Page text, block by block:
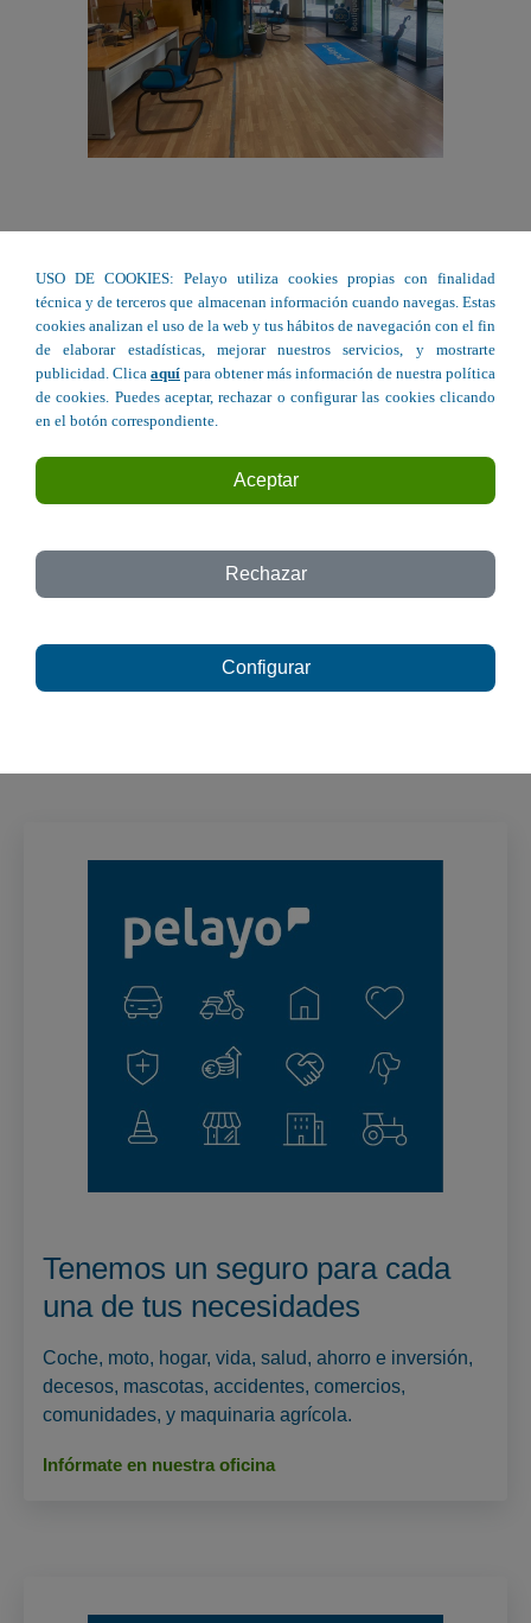
Te esperamos.
Porque todo empieza con un buen
Tenemos un seguro para cada
una de tus necesidades
Coche, moto, hogar, vida, salud, ahorro e inversión,
decesos, mascotas, accidentes, comercios,
comunidades, y maquinaria agrícola.
Infórmate en nuestra oficina
USO DE COOKIES: Pelayo utiliza cookies propias con finalidad
técnica y de terceros que almacenan información cuando navegas. Estas
cookies analizan el uso de la web y tus hábitos de navegación con el fin
de elaborar estadísticas, mejorar nuestros servicios, y mostrarte
publicidad. Clica aquí para obtener más información de nuestra política
de cookies. Puedes aceptar, rechazar o configurar las cookies clicando
en el botón correspondiente.
Aceptar
Rechazar
Configurar